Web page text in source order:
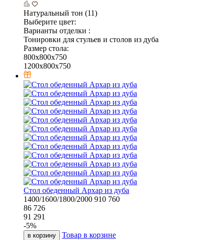
Натуральный тон (11)
Выберите цвет:
Варианты отделки :
Тонировки для стульев и столов из дуба
Размер стола:
800х800х750
1200х800х750
Стол обеденный Архар из дуба
1400/1600/1800/2000 910 760
86 726
91 291
-5%
в корзину Товар в корзине